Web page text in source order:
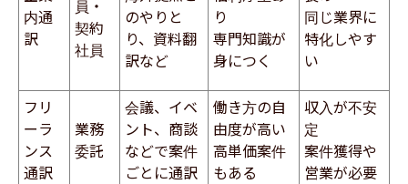
内通
訳
員・
契約
社員
のやりと
り、資料翻
訳など
り
専門知識が
身につく
同じ業界に
特化しやす
い
フリ
ーラ
ンス
通訳
業務
委託
会議、イベ
ント、商談
などで案件
ごとに通訳
働き方の自
由度が高い
高単価案件
もある
収入が不安
定
案件獲得や
営業が必要